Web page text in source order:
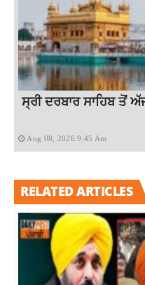
ਸ੍ਰੀ ਦਰਬਾਰ ਸਾਹਿਬ ਤੋਂ
Aug 08, 2026 9:45 Am
RELATED ARTICLES